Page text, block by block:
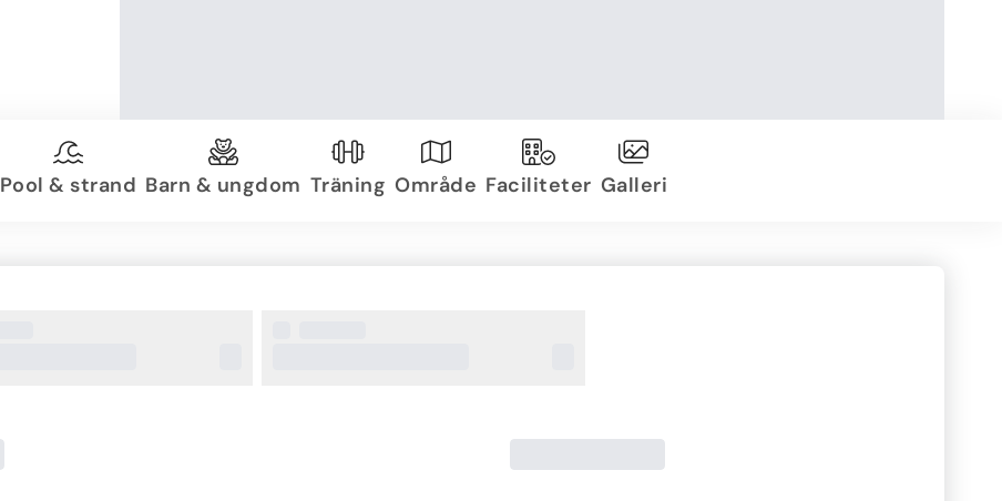
Pool & strand Barn & ungdom Träning Område Faciliteter Galleri